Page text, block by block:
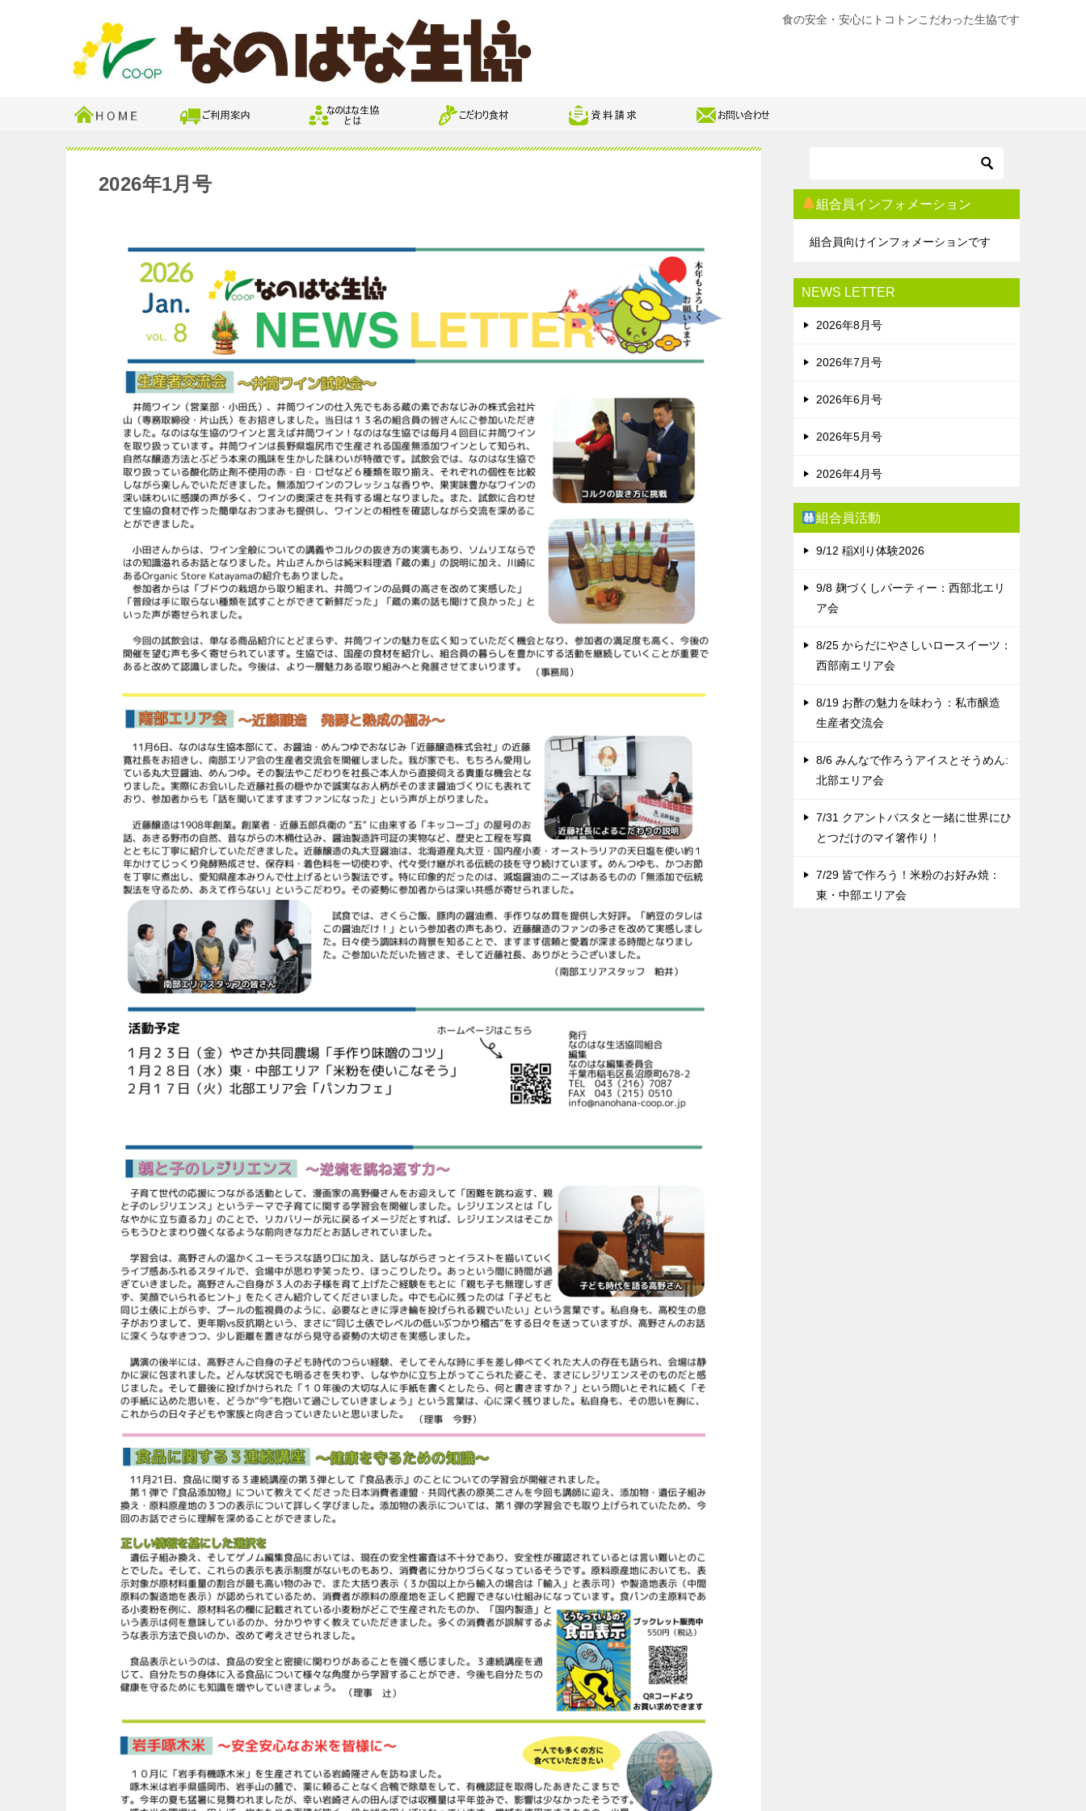
食の安全・安心にトコトンこだわった生協です
2026年1月号
組合員インフォメーション
組合員向けインフォメーションです
NEWS LETTER
2026年8月号
2026年7月号
2026年6月号
2026年5月号
2026年4月号
組合員活動
9/12 稲刈り体験2026
9/8 麹づくしパーティー：西部北エリ
ア会
8/25 からだにやさしいロースイーツ：
西部南エリア会
8/19 お酢の魅力を味わう：私市醸造
生産者交流会
8/6 みんなで作ろうアイスとそうめん:
北部エリア会
7/31 クアントバスタと一緒に世界にひ
とつだけのマイ箸作り！
7/29 皆で作ろう！米粉のお好み焼：
東・中部エリア会